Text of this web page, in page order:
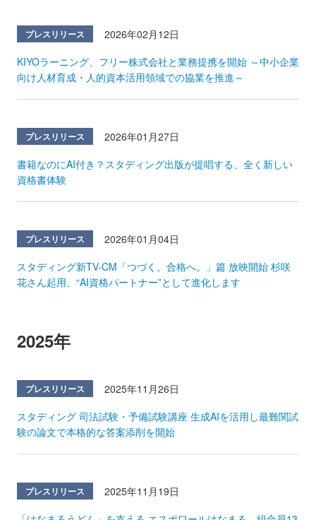
プレスリリース
2026年02月12日
KIYOラーニング、フリー株式会社と業務提携を開始 ～中小企業
向け人材育成・人的資本活用領域での協業を推進～
プレスリリース
2026年01月27日
書籍なのにAI付き？スタディング出版が提唱する、全く新しい
資格書体験
プレスリリース
2026年01月04日
スタディング新TV-CM「つづく。合格へ。」篇 放映開始 杉咲
花さん起用、“AI資格パートナー”として進化します
2025年
プレスリリース
2025年11月26日
スタディング 司法試験・予備試験講座 生成AIを活用し最難関試
験の論文で本格的な答案添削を開始
プレスリリース
2025年11月19日